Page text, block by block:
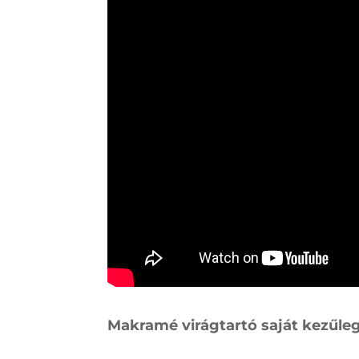
Makramé virágtartó saját